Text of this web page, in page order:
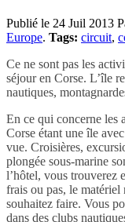
Publié le 24 Juil 2013
Europe. Tags: circuit,
Ce ne sont pas les
séjour en Corse. L’île
nautiques,
En ce qui concerne les
Corse étant une île
vue. Croisières,
plongée sous-marine
l’hôtel, vous trouverez
frais ou pas, le matériel
souhaitez faire. Vous
dans des clubs